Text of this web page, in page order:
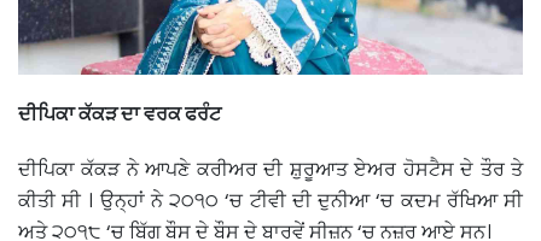
ਦੀਪਿਕਾ ਕੱਕੜ ਦਾ ਵਰਕ ਫਰੰਟ
ਦੀਪਿਕਾ ਕੱਕੜ ਨੇ ਆਪਣੇ ਕਰੀਅਰ ਦੀ ਸ਼ੁਰੂਆਤ ਏਅਰ ਹੋਸਟੈਸ ਦੇ ਤੌਰ ਤੇ
ਕੀਤੀ ਸੀ । ਉਨ੍ਹਾਂ ਨੇ ੨੦੧੦ ‘ਚ ਟੀਵੀ ਦੀ ਦੁਨੀਆ ‘ਚ ਕਦਮ ਰੱਖਿਆ ਸੀ
ਅਤੇ ੨੦੧੮ ‘ਚ ਬਿੱਗ ਬੌਸ ਦੇ ਬੌਸ ਦੇ ਬਾਰਵੇਂ ਸੀਜ਼ਨ ‘ਚ ਨਜ਼ਰ ਆਏ ਸਨ।